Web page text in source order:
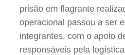
prisão em flagrante
operacional passou a ser
integrantes, com o apoio
responsáveis pela